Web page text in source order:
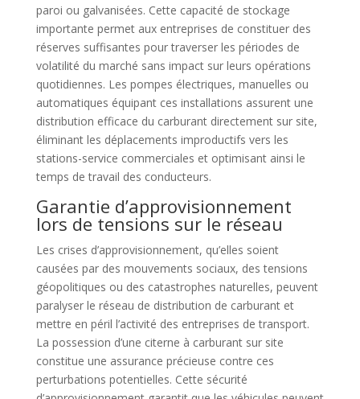
paroi ou galvanisées. Cette capacité de stockage
importante permet aux entreprises de constituer des
réserves suffisantes pour traverser les périodes de
volatilité du marché sans impact sur leurs opérations
quotidiennes. Les pompes électriques, manuelles ou
automatiques équipant ces installations assurent une
distribution efficace du carburant directement sur site,
éliminant les déplacements improductifs vers les
stations-service commerciales et optimisant ainsi le
temps de travail des conducteurs.
Garantie d’approvisionnement
lors de tensions sur le réseau
Les crises d’approvisionnement, qu’elles soient
causées par des mouvements sociaux, des tensions
géopolitiques ou des catastrophes naturelles, peuvent
paralyser le réseau de distribution de carburant et
mettre en péril l’activité des entreprises de transport.
La possession d’une citerne à carburant sur site
constitue une assurance précieuse contre ces
perturbations potentielles. Cette sécurité